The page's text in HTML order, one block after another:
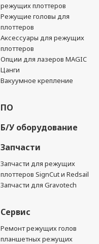
режущих плоттеров
Режущие головы для
плоттеров
Аксессуары для режущих
плоттеров
Опции для лазеров MAGIC
Цанги
Вакуумное крепление
ПО
Б/У оборудование
Запчасти
Запчасти для режущих
плоттеров SignCut и Redsail
Запчасти для Gravotech
Сервис
Ремонт режущих голов
планшетных режущих